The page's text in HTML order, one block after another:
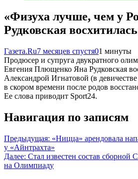
«Физуха лучше, чем у
Рудковская
Газета.Ru7 месяцев спустя01 минуты
Продюсер и супруга двукратного
Евгения Плющенко Яна Рудковская
Александрой Игнатовой (в девичестве
в скором времени после родов
Ее слова приводит Sport24.
Навигация по записям
Предыдущая: «Ницца» арендовала
у «Айнтрахта»
Далее: Стал известен состав
на Олимпиаду